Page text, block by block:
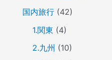
国内旅行(42)
1.関東 (4)
2.九州 (10)